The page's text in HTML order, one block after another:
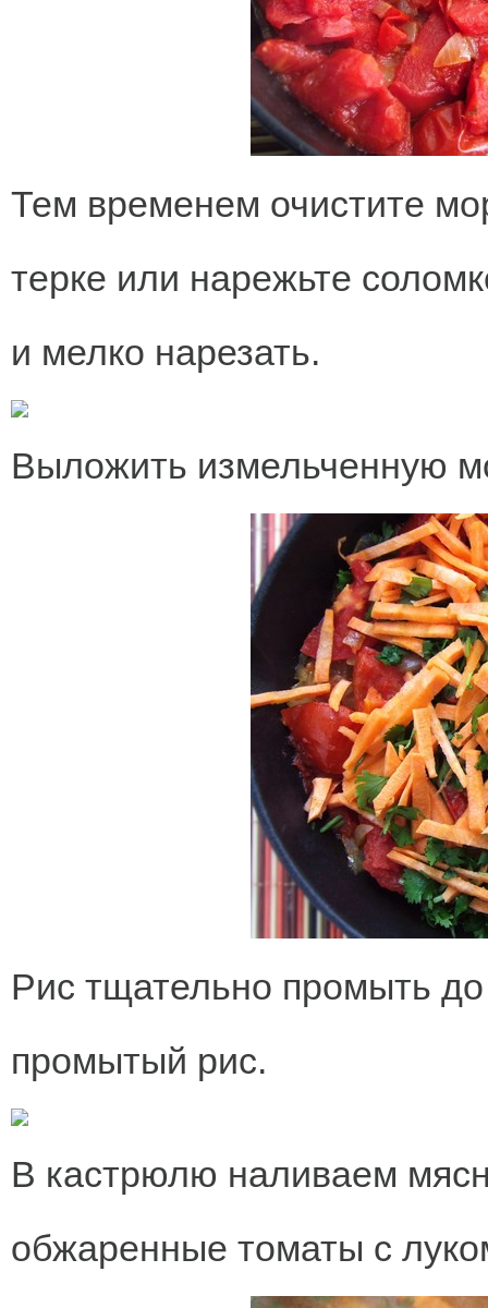
Тем временем очистите
терке или нарежьте
и мелко нарезать.
Выложить измельченную
Рис тщательно промыть
промытый рис.
В кастрюлю наливаем
обжаренные томаты с